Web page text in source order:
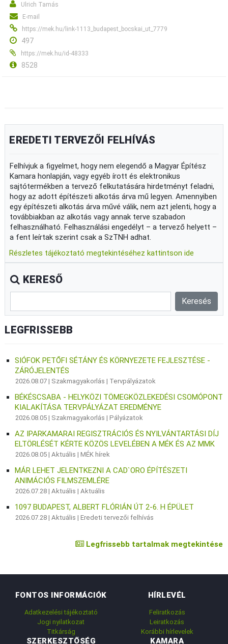
Ulrich Tamás
E-mail
https://mek.hu/link-1113_budapest_bocskai_ut_7779
497
https://mek.hu/id-48333
8528
EREDETI TERVEZŐI FELHÍVÁS
Felhívjuk a figyelmet, hogy nem elegendő a Magyar Építész
Kamara honlapján, vagy egyéb írott és elektronikus
sajtótermékben a tervező felkutatására hirdetményt feladni,
hogy az adott építészeti alkotás árva mű legyen. Amennyiben
egy építészeti alkotás árva művé válik, nem azt jelenti, hogy a
továbbiakban az alkotás vagy annak terve szabadon
felhasználható. Felhasználási engedélyt – a tervező helyett –
a fent leírtak szerint csak a SzTNH adhat.
Részletes tájékoztató megtekintéséhez kattintson ide
KERESŐ
LEGFRISSEBB
SIÓFOK PETŐFI SÉTÁNY ÉS KÖRNYEZETE FEJLESZTÉSE -
ZÁRÓJELENTÉS
2026.08.07 | Szakmagyakorlás | Tervpályázatok
BÉKÉSCSABA - HELYKÖZI TÖMEGKÖZLEKEDÉSI CSOMÓPONT
KIALAKÍTÁSA TERVPÁLYÁZAT EREDMÉNYE
2026.08.05 | Szakmagyakorlás |Pályázatok
AZ IPARKAMARAI REGISZTRÁCIÓS ÉS NYILVÁNTARTÁSI DÍJ
ELTÖRLÉSÉT KÉRTE KÖZÖS LEVELÉBEN A MÉK ÉS AZ MMK
2026.08.05 |Aktuális |MÉK hírek
MÁR LEHET JELENTKEZNI A CAD`ORO ÉPÍTÉSZETI
ANIMÁCIÓS FILMSZEMLÉRE
2026.07.28 |Aktuális |Aktuális
1097 BUDAPEST, ALBERT FLÓRIÁN ÚT 2-6. H ÉPÜLET
2026.07.28 |Aktuális |Eredeti tervezői felhívás
Legfrissebb tartalmak megtekintése
FONTOS INFORMÁCIÓK
Adatkezelési tájékoztató
Jogi nyilatkozat
Titkárság
HÍRLEVÉL
Feliratkozás
Leiratkozás
Korábbi hírlevelek
SZERKESZTŐSÉG KAMARA